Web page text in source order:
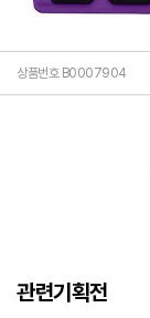
상품번호 B0007904
관련기획전